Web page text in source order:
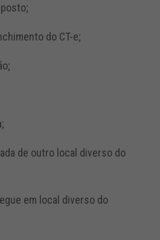
do CT-e;
de outro local diverso do
em local diverso do